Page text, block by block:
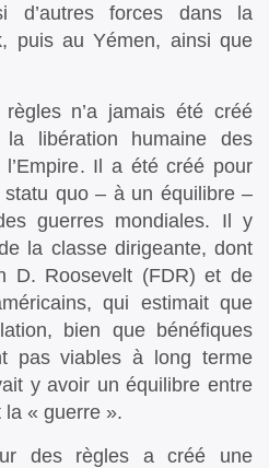
d’autres forces dans la
puis au Yémen, ainsi que
n’a jamais été créé
libération humaine des
Il a été créé pour
statu quo – à un équilibre –
guerres mondiales. Il y
la classe dirigeante, dont
D. Roosevelt (FDR) et de
qui estimait que
bien que bénéfiques
pas viables à long terme
y avoir un équilibre entre
la « guerre ».
des règles a créé une